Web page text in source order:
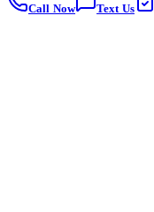
Call Now Text Us